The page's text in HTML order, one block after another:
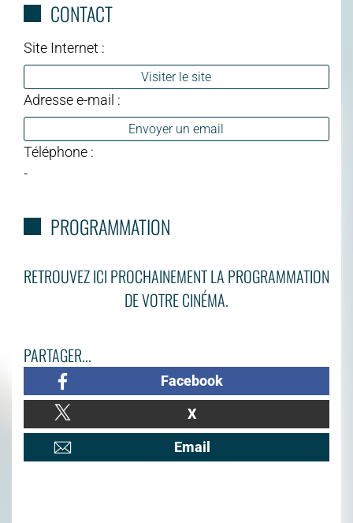
CONTACT
Site Internet :
Visiter le site
Adresse e-mail :
Envoyer un email
Téléphone :
-
PROGRAMMATION
RETROUVEZ ICI PROCHAINEMENT LA PROGRAMMATION
DE VOTRE CINÉMA.
PARTAGER...
Facebook
X
Email